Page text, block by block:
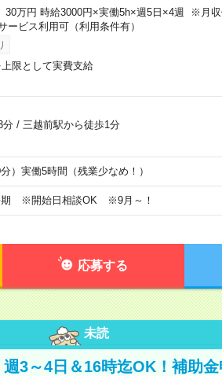
万円 時給3000円×実働5h×週5日×4週 ※月収
ビス利用可（利用条件有）
限として実費支給
分/ 三越前駅から徒歩1分
）実働5時間（残業少なめ！）
期 ※開始日相談OK ※9月～！
応募する
未読
3～4日＆16時迄OK！補助